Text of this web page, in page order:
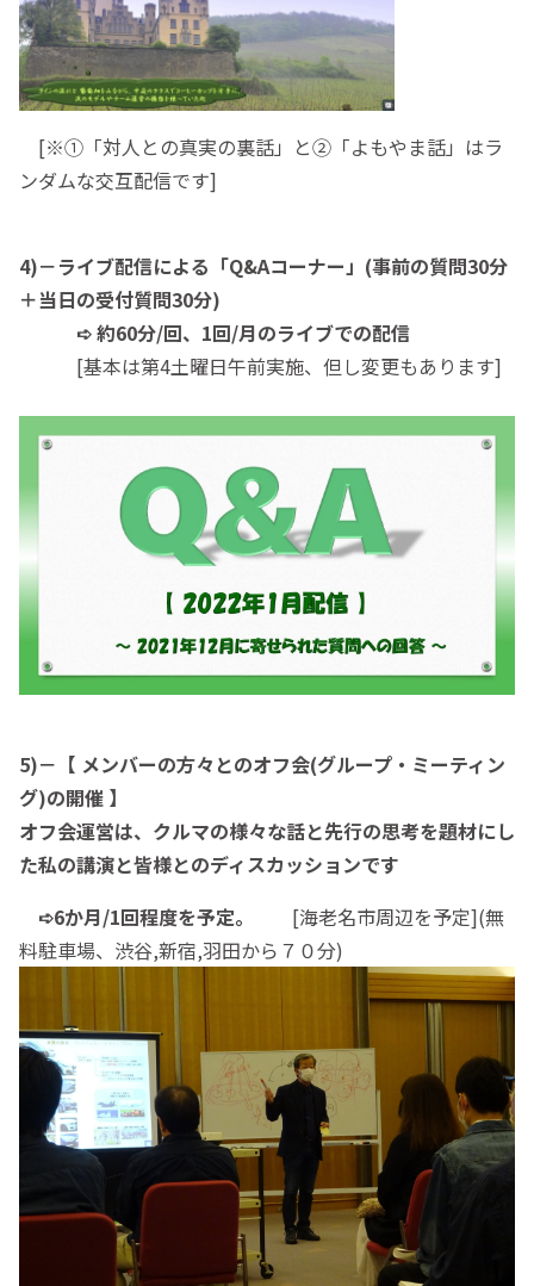
[※①「対人との真実の裏話」と②「よもやま話」はラ
ンダムな交互配信です]
4)－ライブ配信による「Q&Aコーナー」(事前の質問30分
＋当日の受付質問30分)
➪ 約60分/回、1回/月のライブでの配信
[基本は第4土曜日午前実施、但し変更もあります]
5)－【 メンバーの方々とのオフ会(グループ・ミーティン
グ)の開催 】
オフ会運営は、クルマの様々な話と先行の思考を題材にし
た私の講演と皆様とのディスカッションです
➪6か月/1回程度を予定。
[海老名市周辺を予定](無
料駐車場、渋谷,新宿,羽田から７０分)